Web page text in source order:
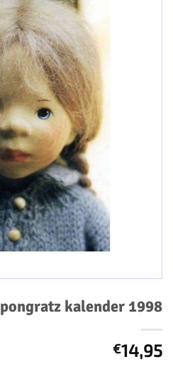
pongratz kalender 1998
€14,95